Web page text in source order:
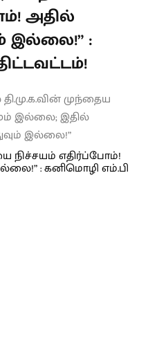
அதில்
இல்லை!” :
முந்தைய
இல்லை; இதில்
இல்லை!”